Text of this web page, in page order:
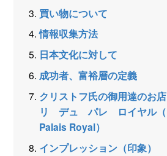
買い物について
情報収集方法
日本文化に対して
成功者、富裕層の定義
クリストフ氏の御用達のお
リ デュ パレ ロイヤル（
Palais Royal）
インプレッション（印象）